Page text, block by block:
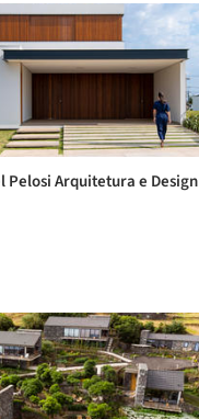
Pelosi Arquitetura e Design